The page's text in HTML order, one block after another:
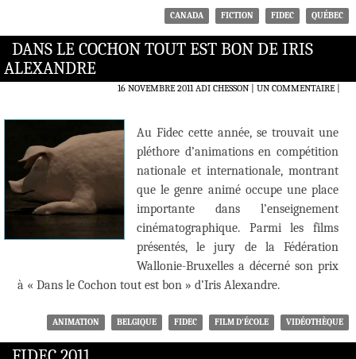
CANADA FICTION FIDEC QUÉBEC
DANS LE COCHON TOUT EST BON DE IRIS
ALEXANDRE
16 NOVEMBRE 2011 ADI CHESSON UN COMMENTAIRE|
Au Fidec cette année, se trouvait une
pléthore d’animations en compétition
nationale et internationale, montrant
que le genre animé occupe une place
importante dans l’enseignement
cinématographique. Parmi les films
présentés, le jury de la Fédération
Wallonie-Bruxelles a décerné son prix
à « Dans le Cochon tout est bon » d’Iris Alexandre.
ANIMATION BELGIQUE FIDEC FILM D'ÉCOLE VIDÉOTHÈQUE